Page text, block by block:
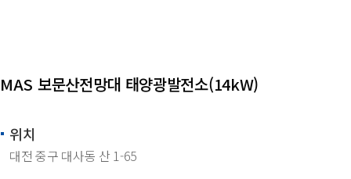
MAS 보문산전망대 태양광발전소(14kW)
위치
대전 중구 대사동 산 1-65